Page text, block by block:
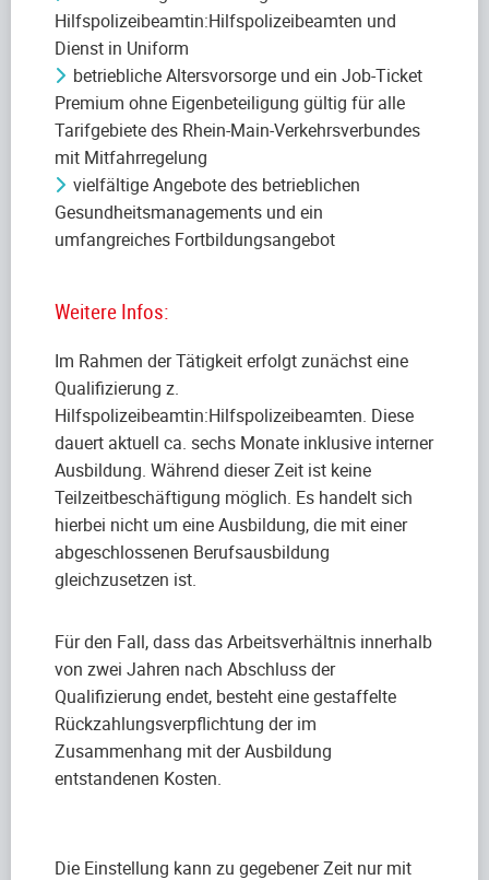
Hilfspolizeibeamtin:Hilfspolizeibeamten und
Dienst in Uniform
betriebliche Altersvorsorge und ein Job-Ticket
Premium ohne Eigenbeteiligung gültig für alle
Tarifgebiete des Rhein-Main-Verkehrsverbundes
mit Mitfahrregelung
vielfältige Angebote des betrieblichen
Gesundheitsmanagements und ein
umfangreiches Fortbildungsangebot
Weitere Infos:
Im Rahmen der Tätigkeit erfolgt zunächst eine
Qualifizierung z.
Hilfspolizeibeamtin:Hilfspolizeibeamten. Diese
dauert aktuell ca. sechs Monate inklusive interner
Ausbildung. Während dieser Zeit ist keine
Teilzeitbeschäftigung möglich. Es handelt sich
hierbei nicht um eine Ausbildung, die mit einer
abgeschlossenen Berufsausbildung
gleichzusetzen ist.
Für den Fall, dass das Arbeitsverhältnis innerhalb
von zwei Jahren nach Abschluss der
Qualifizierung endet, besteht eine gestaffelte
Rückzahlungsverpflichtung der im
Zusammenhang mit der Ausbildung
entstandenen Kosten.
Die Einstellung kann zu gegebener Zeit nur mit